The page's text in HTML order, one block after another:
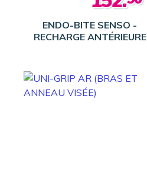
ENDO-BITE SENSO -
RECHARGE ANTÉRIEURE